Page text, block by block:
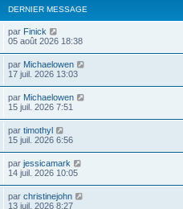
DERNIER MESSAGE
par Finick
05 août 2026 18:38
par Michaelowen
17 juil. 2026 13:03
par Michaelowen
15 juil. 2026 7:51
par timothyl
15 juil. 2026 6:56
par jessicamark
14 juil. 2026 10:05
par christinejohn
13 juil. 2026 8:27